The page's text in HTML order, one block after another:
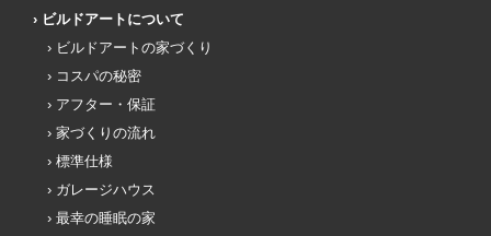
ビルドアートについて
ビルドアートの家づくり
コスパの秘密
アフター・保証
家づくりの流れ
標準仕様
ガレージハウス
最幸の睡眠の家